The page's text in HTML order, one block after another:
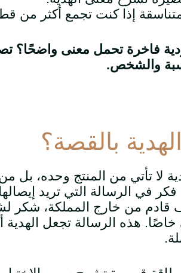
إذا كنت تجمع أكثر من
فاخرة تحمل معنى واضحًا؟
والشخص.
بالقصة؟
لا تأتي من المنتج وحده، بل
فكر في الرسالة التي تريد
قادم من خارج المملكة، شكر
هذه الرسالة تجعل